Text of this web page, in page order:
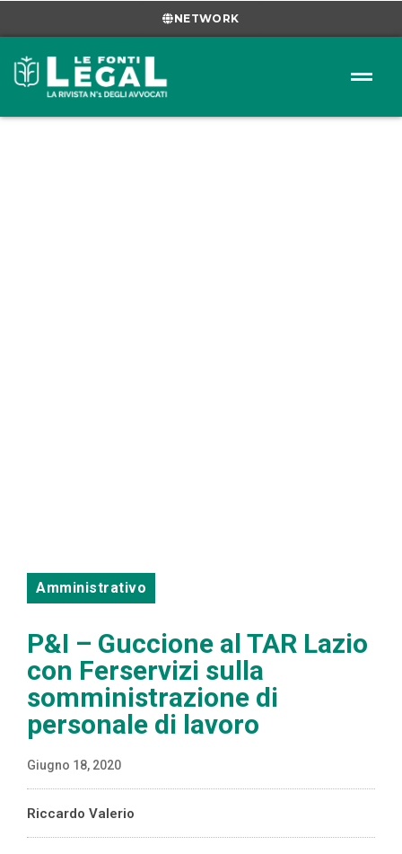
NETWORK
Amministrativo
P&I – Guccione al TAR Lazio
con Ferservizi sulla
somministrazione di
personale di lavoro
Giugno 18, 2020
Riccardo Valerio